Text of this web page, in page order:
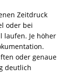
Zeitdruck
oder bei
laufen. Je höher
oder genaue
deutlich